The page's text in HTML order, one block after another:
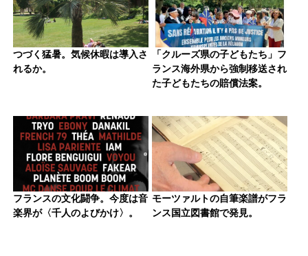
つづく猛暑。気候休暇は導入さ
れるか。
「クルーズ県の子どもたち」フ
ランス海外県から強制移送され
た子どもたちの賠償法案。
フランスの文化闘争。今度は音
楽界が〈千人のよびかけ〉。
モーツァルトの自筆楽譜がフラ
ンス国立図書館で発見。